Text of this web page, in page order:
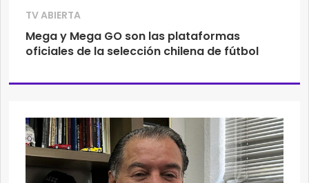
TV ABIERTA
Mega y Mega GO son las plataformas
oficiales de la selección chilena de fútbol